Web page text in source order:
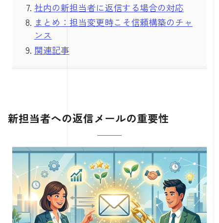
社内の新担当者に返信する場合の対応
まとめ：担当変更時こそ信頼構築のチャ
ンス
関連記事
新担当者への返信メールの重要性